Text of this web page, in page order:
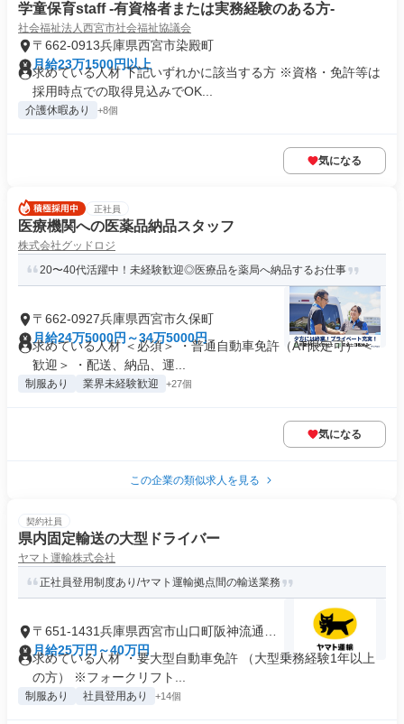
学童保育staff -有資格者または実務経験のある方-
社会福祉法人西宮市社会福祉協議会
〒662-0913兵庫県西宮市染殿町
月給23万1500円以上
求めている人材 下記いずれかに該当する方 ※資格・免許等は
採用時点での取得見込みでOK...
介護休暇あり +8個
気になる
正社員
医療機関への医薬品納品スタッフ
株式会社グッドロジ
20〜40代活躍中！未経験歓迎◎医療品を薬局へ納品するお仕事
〒662-0927兵庫県西宮市久保町
月給24万5000円～34万5000円
求めている人材 ＜必須＞ ・普通自動車免許（AT限定可） ＜
歓迎＞ ・配送、納品、運...
制服あり 業界未経験歓迎 +27個
気になる
この企業の類似求人を見る
契約社員
県内固定輸送の大型ドライバー
ヤマト運輸株式会社
正社員登用制度あり/ヤマト運輸拠点間の輸送業務
〒651-1431兵庫県西宮市山口町阪神流通セ
ンター
月給25万円～40万円
求めている人材 ・要大型自動車免許 （大型乗務経験1年以上
の方） ※フォークリフト...
制服あり 社員登用あり +14個